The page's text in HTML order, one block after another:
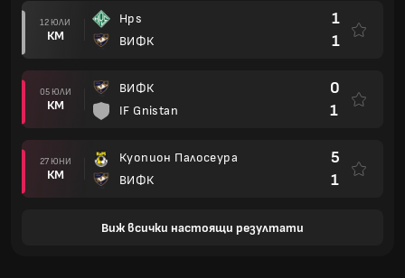
12 ЮЛИ
КМ
Hps
ВИФК
1
1
05 ЮЛИ
КМ
ВИФК
IF Gnistan
0
1
27 ЮНИ
КМ
Куопион Палосеура
ВИФК
5
1
Виж всички настоящи резултати